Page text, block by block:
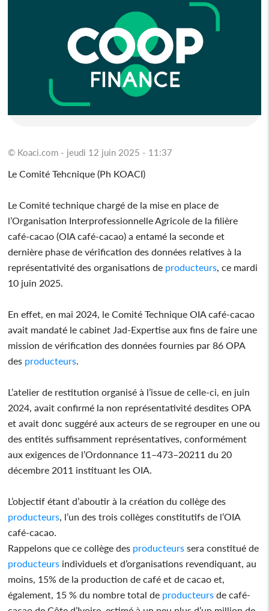
© Koaci.com - jeudi 12 juin 2025 - 11:37
Le Comité Tehcnique (Ph KOACI)
Le Comité technique chargé de la mise en place de
l’Organisation Interprofessionnelle Agricole de la filière
café-cacao (OIA café-cacao) a entamé la seconde et
dernière phase de vérification des données relatives à la
représentativité des organisations de producteurs , ce mardi
10 juin 2025.
En effet, en mai 2024, le Comité Technique OIA café-cacao
avait mandaté le cabinet Jad-Expertise aux fins de faire une
mission de vérification des données fournies par 86 OPA
des producteurs
L’atelier de restitution organisé à l’issue de celle-ci, en juin
2024, avait confirmé la non représentativité desdites OPA
et avait donc suggéré aux acteurs de se regrouper en une ou
des entités suffisamment représentatives, conformément
aux exigences de l’Ordonnance 11–473–20211 du 20
décembre 2011 instituant les OIA.
L’objectif étant d’aboutir à la création du collège des
producteurs , l’un des trois collèges constitutifs de l’OIA
café-cacao.
Rappelons que ce collège des producteurs sera constitué de
producteurs individuels et d’organisations revendiquant, au
moins, 15% de la production de café et de cacao et,
également, 15 % du nombre total de producteurs de café-